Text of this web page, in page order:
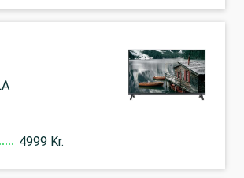
4999 Kr.